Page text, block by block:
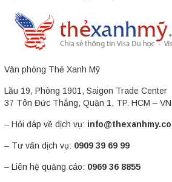
Văn phòng Thẻ Xanh Mỹ
Lầu 19, Phòng 1901, Saigon Trade Center
37 Tôn Đức Thắng, Quận 1, TP. HCM –
– Hỏi đáp về dịch vụ:
– Tư vấn dịch vụ: 0909 39 69 99
– Liên hệ quảng cáo: 0969 36 8855